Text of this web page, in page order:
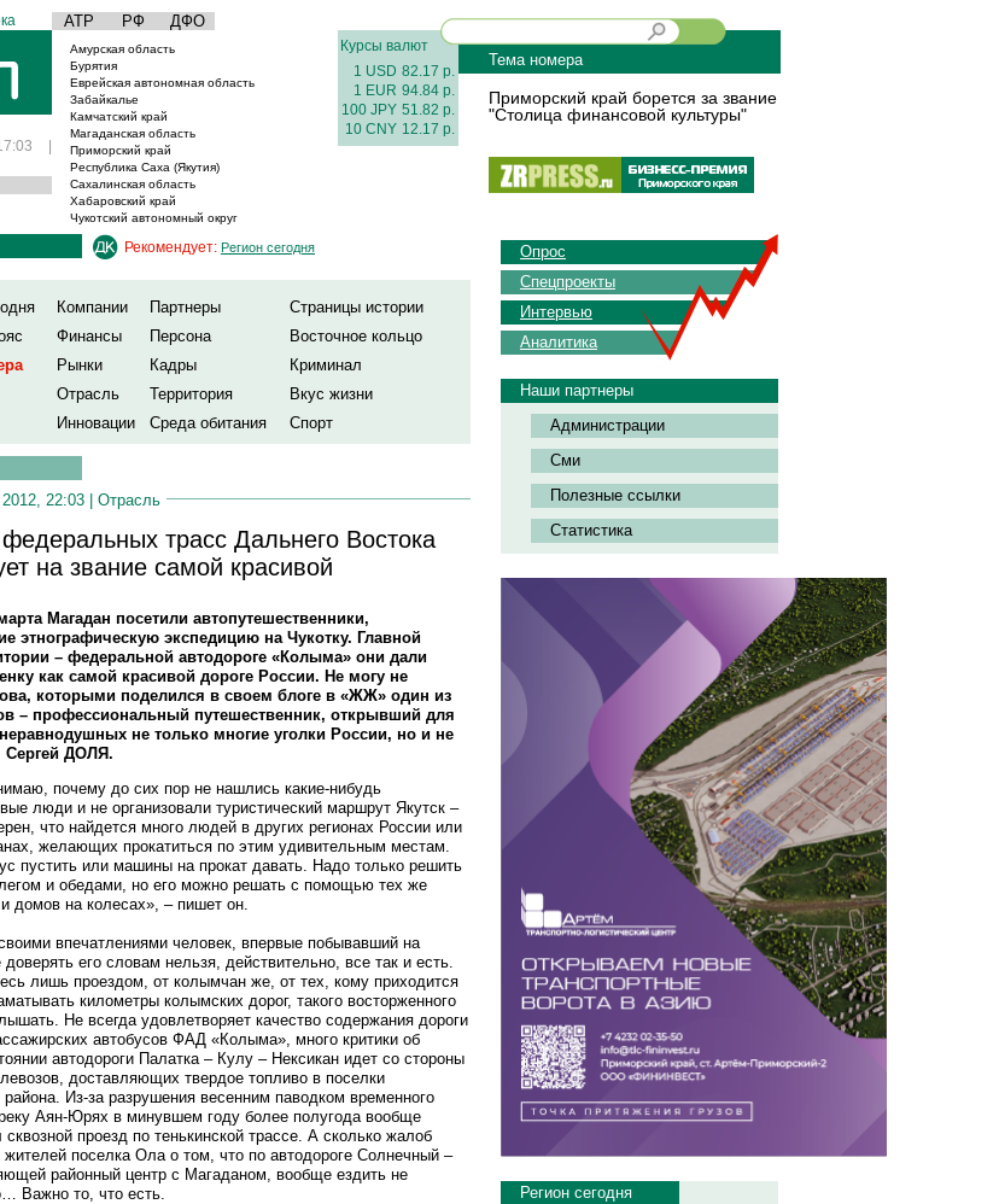
АТР РФ ДФО
|
Амурская область
Бурятия
Еврейская автономная область
Забайкалье
Камчатский край
Магаданская область
Приморский край
Республика Саха (Якутия)
Сахалинская область
Хабаровский край
Чукотский автономный округ
Курсы валют
1 USD 82.17 р.
1 EUR 94.84 р.
100 JPY 51.82 р.
10 CNY 12.17 р.
Тема номера
Приморский край борется за звание
"Столица финансовой культуры"
Рекомендует: Регион сегодня
Компании Партнеры
Страницы истории
Финансы Персона
Восточное кольцо
Рынки Кадры
Криминал
Отрасль Территория
Вкус жизни
Инновации Среда обитания Спорт
22:03 | Отрасль
трасс Дальнего Востока
на звание самой красивой
Магадан посетили автопутешественники,
этнографическую экспедицию на Чукотку. Главной
– федеральной автодороге «Колыма» они дали
как самой красивой дороге России. Не могу не
которыми поделился в своем блоге в «ЖЖ» один из
– профессиональный путешественник, открывший для
не только многие уголки России, но и не
Сергей ДОЛЯ.
почему до сих пор не нашлись какие-нибудь
люди и не организовали туристический маршрут Якутск –
что найдется много людей в других регионах России или
желающих прокатиться по этим удивительным местам.
пустить или машины на прокат давать. Надо только решить
и обедами, но его можно решать с помощью тех же
домов на колесах», – пишет он.
впечатлениями человек, впервые побывавший на
его словам нельзя, действительно, все так и есть.
лишь проездом, от колымчан же, от тех, кому приходится
километры колымских дорог, такого восторженного
Не всегда удовлетворяет качество содержания дороги
автобусов ФАД «Колыма», много критики об
автодороги Палатка – Кулу – Нексикан идет со стороны
доставляющих твердое топливо в поселки
района. Из-за разрушения весенним паводком временного
Аян-Юрях в минувшем году более полугода вообще
сквозной проезд по тенькинской трассе. А сколько жалоб
жителей поселка Ола о том, что по автодороге Солнечный –
районный центр с Магаданом, вообще ездить не
Важно то, что есть.
Опрос
Спецпроекты
Интервью
Аналитика
Наши партнеры
Администрации
Сми
Полезные ссылки
Статистика
Регион сегодня